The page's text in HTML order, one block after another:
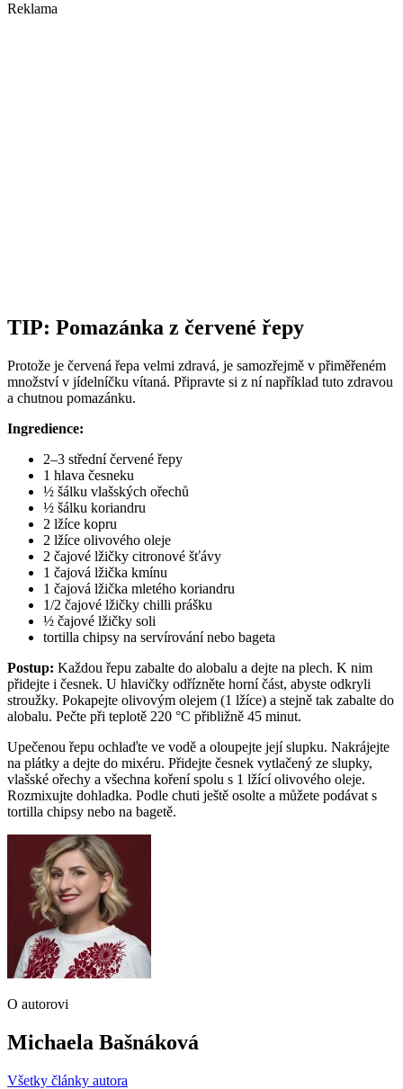
Reklama
TIP: Pomazánka z červené řepy
Protože je červená řepa velmi zdravá, je samozřejmě v přiměřeném
množství v jídelníčku vítaná. Připravte si z ní například tuto zdravou
a chutnou pomazánku.
Ingredience:
2–3 střední červené řepy
1 hlava česneku
½ šálku vlašských ořechů
½ šálku koriandru
2 lžíce kopru
2 lžíce olivového oleje
2 čajové lžičky citronové šťávy
1 čajová lžička kmínu
1 čajová lžička mletého koriandru
1/2 čajové lžičky chilli prášku
½ čajové lžičky soli
tortilla chipsy na servírování nebo bageta
Postup: Každou řepu zabalte do alobalu a dejte na plech. K nim
přidejte i česnek. U hlavičky odřízněte horní část, abyste odkryli
stroužky. Pokapejte olivovým olejem (1 lžíce) a stejně tak zabalte do
alobalu. Pečte při teplotě 220 °C přibližně 45 minut.
Upečenou řepu ochlaďte ve vodě a oloupejte její slupku. Nakrájejte
na plátky a dejte do mixéru. Přidejte česnek vytlačený ze slupky,
vlašské ořechy a všechna koření spolu s 1 lžící olivového oleje.
Rozmixujte dohladka. Podle chuti ještě osolte a můžete podávat s
tortilla chipsy nebo na bagetě.
O autorovi
Michaela Bašnáková
Všetky články autora